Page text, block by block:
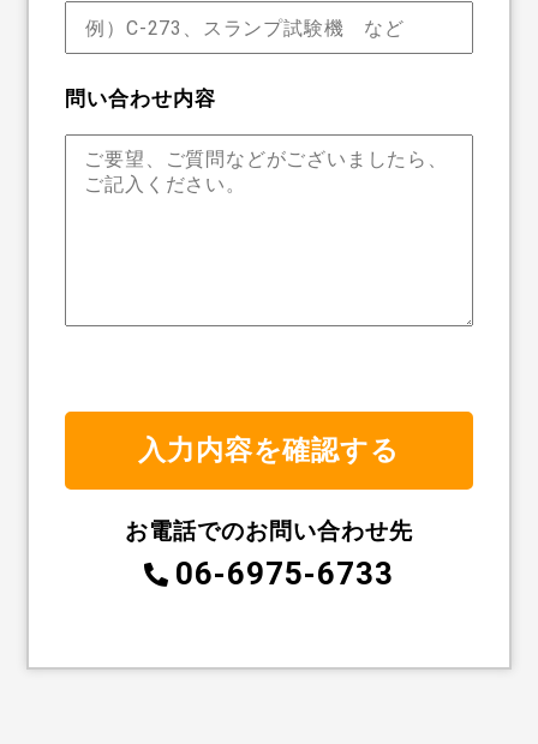
問い合わせ内容
お電話でのお問い合わせ先
06-6975-6733